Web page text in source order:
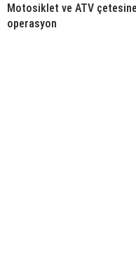
Motosiklet ve ATV çetesine
operasyon